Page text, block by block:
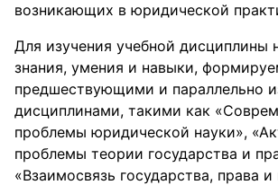
возникающих в юридической
Для изучения учебной дисциплины
знания, умения и навыки,
предшествующими и параллельно
дисциплинами, такими как
проблемы юридической науки»,
проблемы теории государства и
«Взаимосвязь государства, права